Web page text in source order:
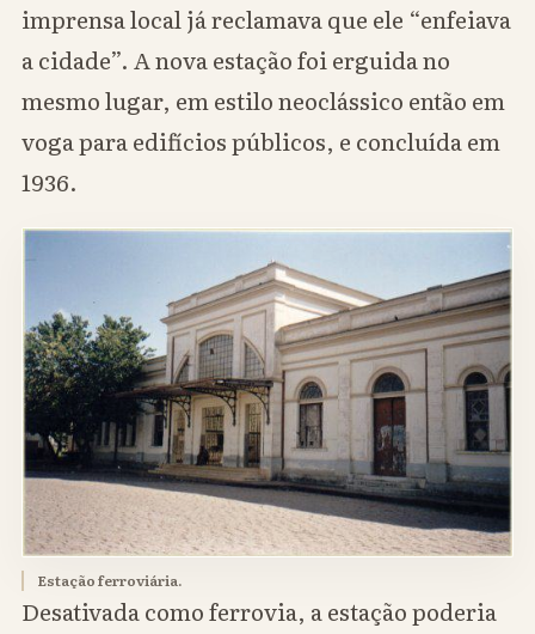
imprensa local já reclamava que ele “enfeiava
a cidade”. A nova estação foi erguida no
mesmo lugar, em estilo neoclássico então em
voga para edifícios públicos, e concluída em
1936.
Estação ferroviária.
Desativada como ferrovia, a estação poderia